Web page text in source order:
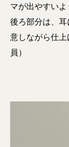
マが出やすい
後ろ部分は、
意しながら仕
員）